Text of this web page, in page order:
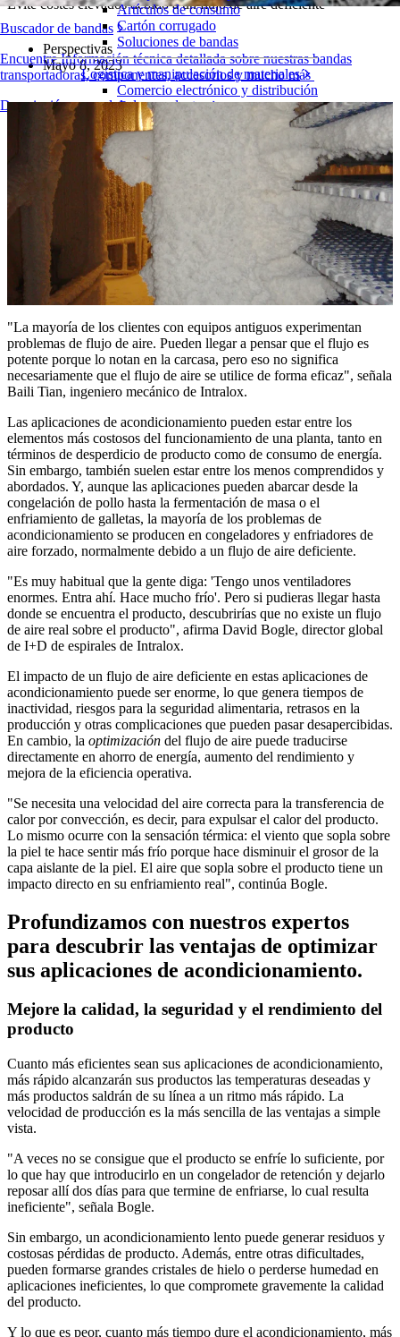
Buscador de bandas
Encuentre Información técnica detallada sobre nuestras bandas
transportadoras, componentes, accesorios y mucho más
Descripción general de los productos
Artículos de consumo
Cartón corrugado
Soluciones de bandas
Logística y manipulación de materiales
Comercio electrónico y distribución
Cartas y paquetes
Neumáticos y Automoción
Neumáticos
Transporte
Baterías de VE
Industrial
Visión general de las industrias
Evite costes elevados debido a un flujo de aire deficiente
Perspectivas
Mayo 8, 2023
"La mayoría de los clientes con equipos antiguos experimentan
problemas de flujo de aire. Pueden llegar a pensar que el flujo es
potente porque lo notan en la carcasa, pero eso no significa
necesariamente que el flujo de aire se utilice de forma eficaz", señala
Baili Tian, ingeniero mecánico de Intralox.
Las aplicaciones de acondicionamiento pueden estar entre los
elementos más costosos del funcionamiento de una planta, tanto en
términos de desperdicio de producto como de consumo de energía.
Sin embargo, también suelen estar entre los menos comprendidos y
abordados. Y, aunque las aplicaciones pueden abarcar desde la
congelación de pollo hasta la fermentación de masa o el
enfriamiento de galletas, la mayoría de los problemas de
acondicionamiento se producen en congeladores y enfriadores de
aire forzado, normalmente debido a un flujo de aire deficiente.
"Es muy habitual que la gente diga: 'Tengo unos ventiladores
enormes. Entra ahí. Hace mucho frío'. Pero si pudieras llegar hasta
donde se encuentra el producto, descubrirías que no existe un flujo
de aire real sobre el producto", afirma David Bogle, director global
de I+D de espirales de Intralox.
El impacto de un flujo de aire deficiente en estas aplicaciones de
acondicionamiento puede ser enorme, lo que genera tiempos de
inactividad, riesgos para la seguridad alimentaria, retrasos en la
producción y otras complicaciones que pueden pasar desapercibidas.
En cambio, la optimización del flujo de aire puede traducirse
directamente en ahorro de energía, aumento del rendimiento y
mejora de la eficiencia operativa.
"Se necesita una velocidad del aire correcta para la transferencia de
calor por convección, es decir, para expulsar el calor del producto.
Lo mismo ocurre con la sensación térmica: el viento que sopla sobre
la piel te hace sentir más frío porque hace disminuir el grosor de la
capa aislante de la piel. El aire que sopla sobre el producto tiene un
impacto directo en su enfriamiento real", continúa Bogle.
Profundizamos con nuestros expertos
para descubrir las ventajas de optimizar
sus aplicaciones de acondicionamiento.
Mejore la calidad, la seguridad y el rendimiento del
producto
Cuanto más eficientes sean sus aplicaciones de acondicionamiento,
más rápido alcanzarán sus productos las temperaturas deseadas y
más productos saldrán de su línea a un ritmo más rápido. La
velocidad de producción es la más sencilla de las ventajas a simple
vista.
"A veces no se consigue que el producto se enfríe lo suficiente, por
lo que hay que introducirlo en un congelador de retención y dejarlo
reposar allí dos días para que termine de enfriarse, lo cual resulta
ineficiente", señala Bogle.
Sin embargo, un acondicionamiento lento puede generar residuos y
costosas pérdidas de producto. Además, entre otras dificultades,
pueden formarse grandes cristales de hielo o perderse humedad en
aplicaciones ineficientes, lo que compromete gravemente la calidad
del producto.
Y lo que es peor, cuanto más tiempo dure el acondicionamiento, más